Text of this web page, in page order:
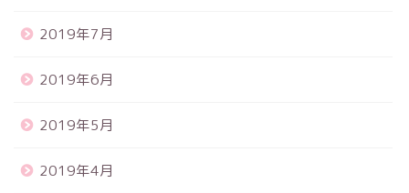
2019年7月
2019年6月
2019年5月
2019年4月